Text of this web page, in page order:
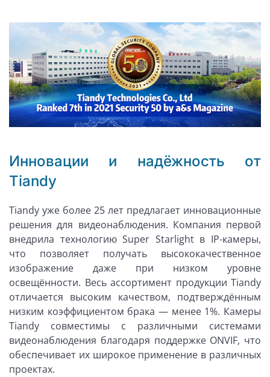
Инновации и надёжность от
Tiandy
Tiandy уже более 25 лет предлагает инновационные
решения для видеонаблюдения. Компания первой
внедрила технологию Super Starlight в IP-камеры,
что позволяет получать высококачественное
изображение даже при низком уровне
освещённости. Весь ассортимент продукции Tiandy
отличается высоким качеством, подтверждённым
низким коэффициентом брака — менее 1%. Камеры
Tiandy совместимы с различными системами
видеонаблюдения благодаря поддержке ONVIF, что
обеспечивает их широкое применение в различных
проектах.